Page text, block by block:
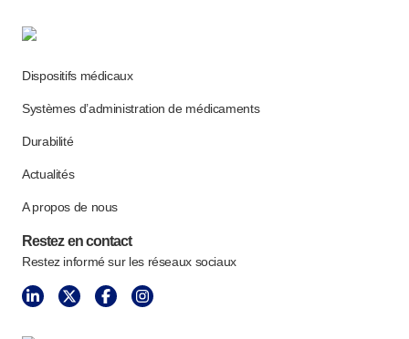
Dispositifs médicaux
Systèmes d’administration de médicaments
Durabilité
Actualités
A propos de nous
Restez en contact
Restez informé sur les réseaux sociaux